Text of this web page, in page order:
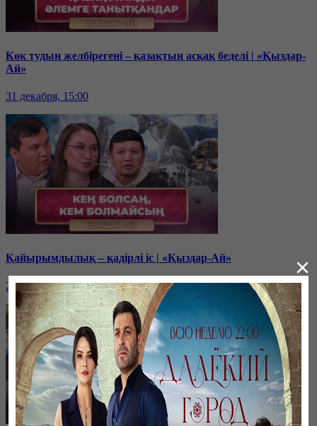
Көк тудың желбірегені – қазақтың асқақ беделі | «Қыздар-
Ай»
31 декабря, 15:00
Қайырымдылық – қадірлі іс | «Қыздар-Ай»
20 декабря, 17:00
×